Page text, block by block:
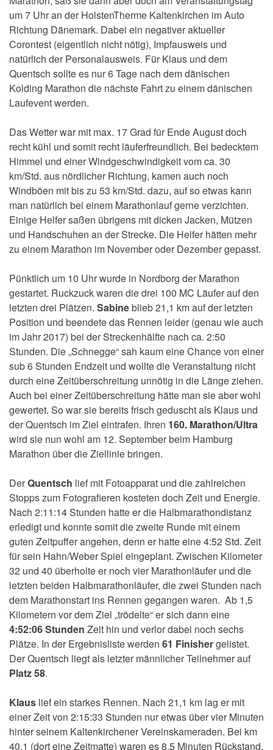
um 7 Uhr an der HolstenTherme Kaltenkirchen im Auto
Richtung Dänemark. Dabei ein negativer aktueller
Corontest (eigentlich nicht nötig), Impfausweis und
natürlich der Personalausweis. Für Klaus und dem
Quentsch sollte es nur 6 Tage nach dem dänischen
Kolding Marathon die nächste Fahrt zu einem dänischen
Laufevent werden.
Das Wetter war mit max. 17 Grad für Ende August doch
recht kühl und somit recht läuferfreundlich. Bei bedecktem
Himmel und einer Windgeschwindigkeit vom ca. 30
km/Std. aus nördlicher Richtung, kamen auch noch
Windböen mit bis zu 53 km/Std. dazu, auf so etwas kann
man natürlich bei einem Marathonlauf gerne verzichten.
Einige Helfer saßen übrigens mit dicken Jacken, Mützen
und Handschuhen an der Strecke. Die Helfer hätten mehr
zu einem Marathon im November oder Dezember gepasst.
Pünktlich um 10 Uhr wurde in Nordborg der Marathon
gestartet. Ruckzuck waren die drei 100 MC Läufer auf den
letzten drei Plätzen. Sabineblieb 21,1 km auf der letzten
Position und beendete das Rennen leider (genau wie auch
im Jahr 2017) bei der Streckenhälfte nach ca. 2:50
Stunden. Die „Schnegge“ sah kaum eine Chance von einer
sub 6 Stunden Endzeit und wollte die Veranstaltung nicht
durch eine Zeitüberschreitung unnötig in die Länge ziehen.
Auch bei einer Zeitüberschreitung hätte man sie aber wohl
gewertet. So war sie bereits frisch geduscht als Klaus und
der Quentsch im Ziel eintrafen. Ihren 160. Marathon/Ultra
wird sie nun wohl am 12. September beim Hamburg
Marathon über die Ziellinie bringen.
DerQuentsch lief mit Fotoapparat und die zahlreichen
Stopps zum Fotografieren kosteten doch Zeit und Energie.
Nach 2:11:14 Stunden hatte er die Halbmarathondistanz
erledigt und konnte somit die zweite Runde mit einem
guten Zeitpuffer angehen, denn er hatte eine 4:52 Std. Zeit
für sein Hahn/Weber Spiel eingeplant. Zwischen Kilometer
32 und 40 überholte er noch vier Marathonläufer und die
letzten beiden Halbmarathonläufer, die zwei Stunden nach
dem Marathonstart ins Rennen gegangen waren. Ab 1,5
Kilometern vor dem Ziel „trödelte“ er sich dann eine
4:52:06 Stunden Zeit hin und verlor dabei noch sechs
Plätze. In der Ergebnisliste werden 61 Finishergelistet.
Der Quentsch liegt als letzter männlicher Teilnehmer auf
Platz 58.
Klaus lief ein starkes Rennen. Nach 21,1 km lag er mit
einer Zeit von 2:15:33 Stunden nur etwas über vier Minuten
hinter seinem Kaltenkirchener Vereinskameraden. Bei km
40,1 (dort eine Zeitmatte) waren es 8,5 Minuten Rückstand.